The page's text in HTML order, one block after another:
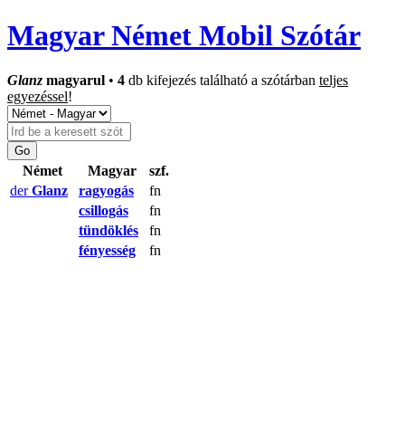
Magyar Német Mobil Szótár
Glanz magyarul • 4 db kifejezés található a szótárban teljes
egyezéssel!
Német Magyar
szf.
derGlanz ragyogás
fn
csillogás
fn
tündöklés
fn
fényesség
fn